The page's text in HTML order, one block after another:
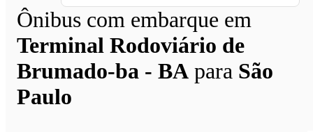
Ônibus com embarque em
Terminal Rodoviário de
Brumado-ba - BA para São
Paulo